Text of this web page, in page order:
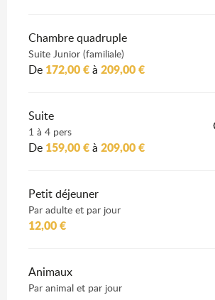
Chambre quadruple
Suite Junior (familiale)
De 172,00 €à 209,00 €
Suite
1 à 4 pers
De 159,00 €à 209,00 €
Petit déjeuner
Par adulte et par jour
12,00 €
Animaux
Par animal et par jour